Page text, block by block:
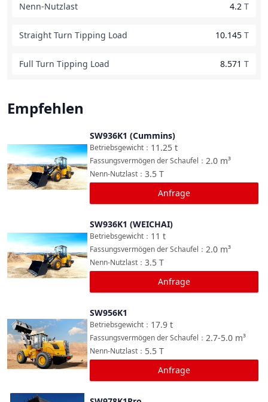
Nenn-Nutzlast 4.2 T
Straight Turn Tipping Load 10.145 T
Full Turn Tipping Load 8.571 T
Empfehlen
SW936K1 (Cummins)
11.25 t
Betriebsgewicht ：
2.0 m³
Fassungsvermögen der Schaufel ：
3.5 T
Nenn-Nutzlast ：
Anfrage
SW936K1 (WEICHAI)
11 t
Betriebsgewicht ：
2.0 m³
Fassungsvermögen der Schaufel ：
3.5 T
Nenn-Nutzlast ：
Anfrage
Vergleichen
SW956K1
17.9 t
Betriebsgewicht ：
2.7-5.0 m³
Fassungsvermögen der Schaufel ：
5.5 T
Nenn-Nutzlast ：
Anfrage